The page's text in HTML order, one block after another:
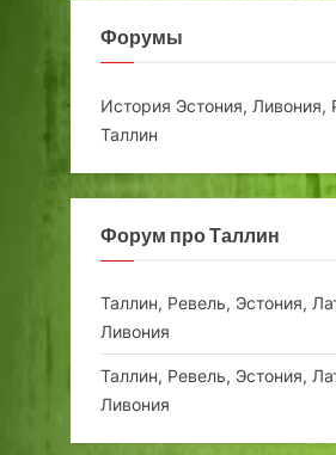
Форумы
История Эстония, Ливония,
Таллин
Форум про Таллин
Таллин, Ревель, Эстония,
Ливония
Таллин, Ревель, Эстония,
Ливония